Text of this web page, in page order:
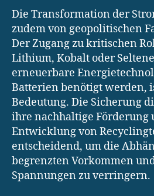
Die Transformation der
zudem von geopolitischen
Der Zugang zu kritischen
Lithium, Kobalt oder
erneuerbare
Batterien benötigt werden,
Bedeutung. Die Sicherung
ihre nachhaltige Förderung
Entwicklung von
entscheidend, um die
begrenzten Vorkommen
Spannungen zu verringern.